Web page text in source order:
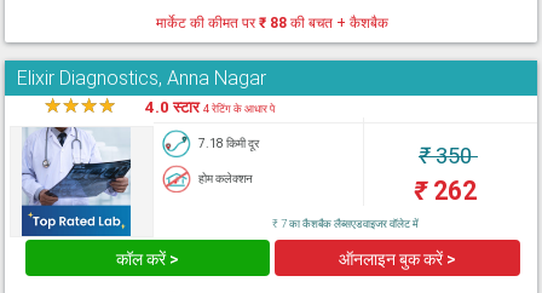
मार्केट की कीमत पर₹ 88 की बचत + कैशबैक
Elixir Diagnostics, Anna Nagar
★★★★ 4.0 स्टार4 रेटिंग के आधार पे
7.18 किमी दूर
होम कलेक्शन
₹350
₹262
₹ 7 का कैशबैक लैब्सएडवाइजर वॉलेट में
कॉल करें > ऑनलाइन बुक करें >